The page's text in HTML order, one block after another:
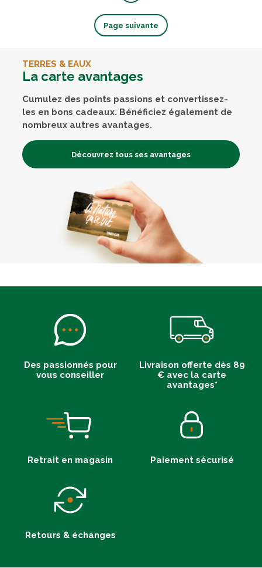
Page suivante
TERRES & EAUX
La carte avantages
Cumulez des points passions et convertissez-
les en bons cadeaux. Bénéficiez également de
nombreux autres avantages.
Découvrez tous ses avantages
Des passionnés pour
vous conseiller
Livraison offerte dès 89
€ avec la carte
avantages*
Retrait en magasin Paiement sécurisé
Retours & échanges